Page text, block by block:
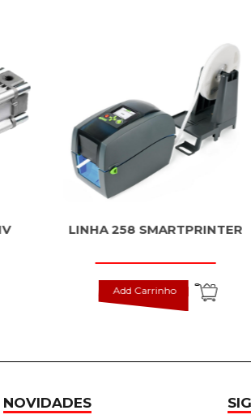
LINHA 258 SMARTPRINTER
Add Carrinho
NOVIDADES